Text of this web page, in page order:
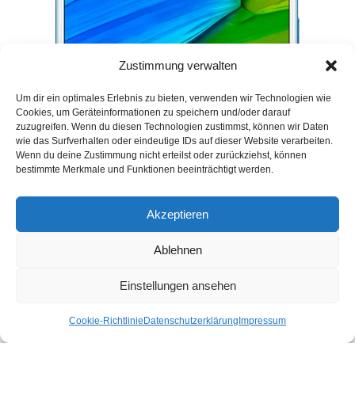
Zustimmung verwalten
Um dir ein optimales Erlebnis zu bieten, verwenden wir Technologien wie
Cookies, um Geräteinformationen zu speichern und/oder darauf
zuzugreifen. Wenn du diesen Technologien zustimmst, können wir Daten
wie das Surfverhalten oder eindeutige IDs auf dieser Website verarbeiten.
Wenn du deine Zustimmung nicht erteilst oder zurückziehst, können
bestimmte Merkmale und Funktionen beeinträchtigt werden.
Akzeptieren
Ablehnen
Einstellungen ansehen
Cookie-Richtlinie Datenschutzerklärung Impressum